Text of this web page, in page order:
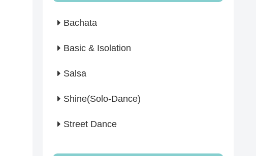
Bachata
Basic & Isolation
Salsa
Shine(Solo-Dance)
Street Dance